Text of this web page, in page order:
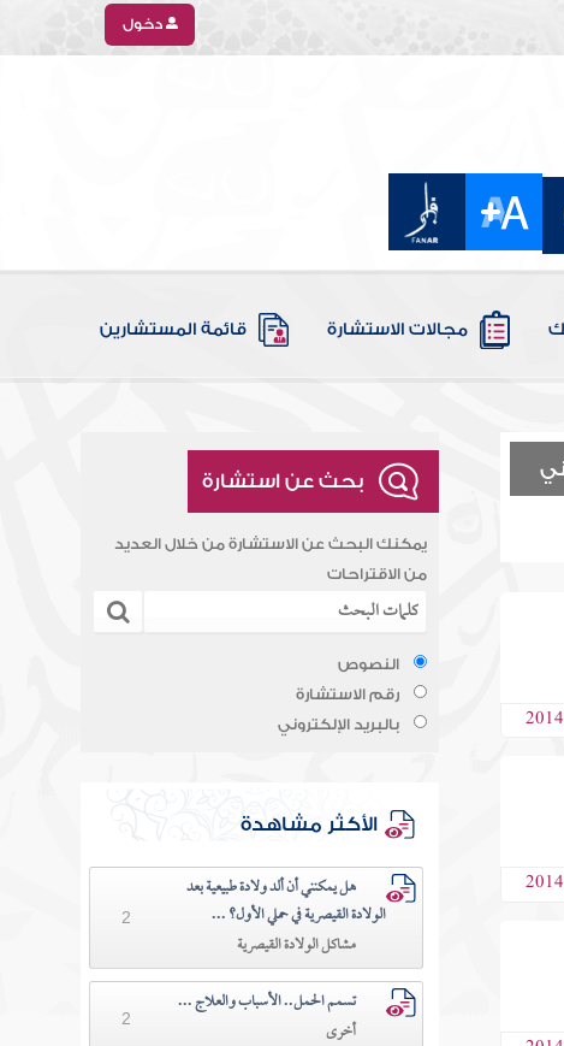
دخول
مجالات الاستشارة قائمة المستشارين
بحث عن استشارة
يمكنك البحث عن الاستشارة من خلال العديد
من الاقتراحات
النصوص
رقم الاستشارة
بالبريد الإلكتروني
الأكثر مشاهدة
هل يمكنني أن ألد ولادة طبيعية بعد
الولادة القيصرية في حملي الأول؟ ...
مشاكل الولادة القيصرية
2
تسمم الحمل.. الأسباب والعلاج ...
أخرى
2